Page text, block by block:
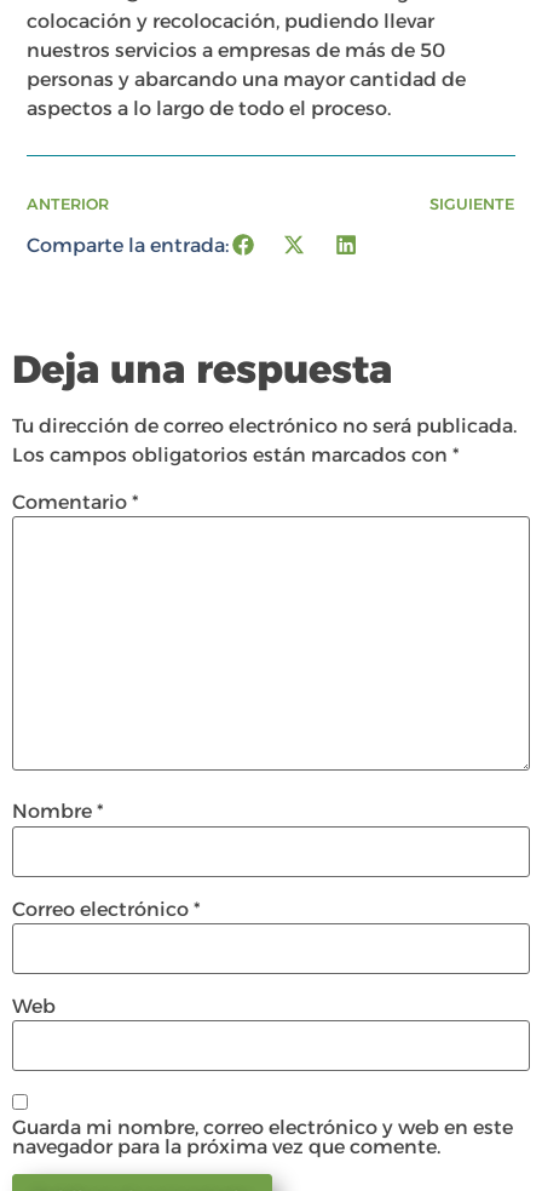
colocación y recolocación, pudiendo llevar
nuestros servicios a empresas de más de 50
personas y abarcando una mayor cantidad de
aspectos a lo largo de todo el proceso.
ANTERIOR SIGUIENTE
Comparte la entrada:
Deja una respuesta
Tu dirección de correo electrónico no será publicada.
Los campos obligatorios están marcados con *
Comentario *
Nombre *
Correo electrónico *
Web
Guarda mi nombre, correo electrónico y web en este
navegador para la próxima vez que comente.